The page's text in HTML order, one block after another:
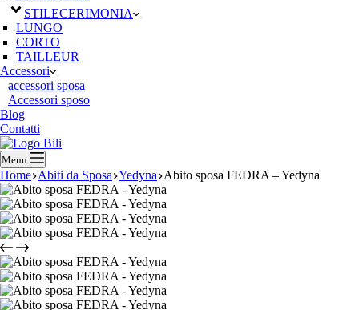
STILECERIMONIA
LUNGO
CORTO
TAILLEUR
Accessori
accessori sposa
Accessori sposo
Blog
Contatti
Menu
Home Abiti da Sposa Yedyna Abito sposa FEDRA – Yedyna